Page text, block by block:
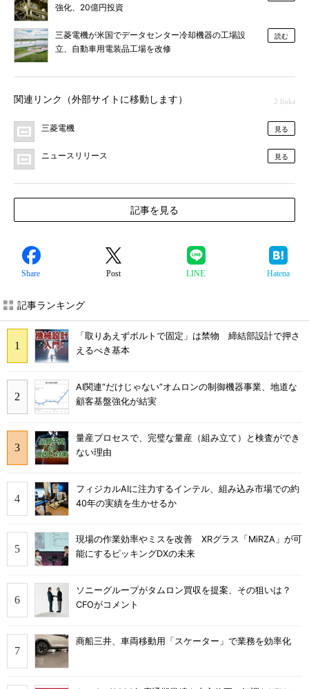
強化、20億円投資
三菱電機が米国でデータセンター冷却機器の工場設
立、自動車用電装品工場を改修
読む
関連リンク（外部サイトに移動します） 2 links
三菱電機 見る
ニュースリリース 見る
記事を見る
Share Post LINE Hatena
記事ランキング
「取りあえずボルトで固定」は禁物 締結部設計で押さ
えるべき基本
AI関連“だけじゃない”オムロンの制御機器事業、地道な
顧客基盤強化が結実
量産プロセスで、完璧な量産（組み立て）と検査ができ
ない理由
フィジカルAIに注力するインテル、組み込み市場での約
40年の実績を生かせるか
現場の作業効率やミスを改善 XRグラス「MiRZA」が可
能にするピッキングDXの未来
ソニーグループがタムロン買収を提案、その狙いは？
CFOがコメント
商船三井、車両移動用「スケーター」で業務を効率化